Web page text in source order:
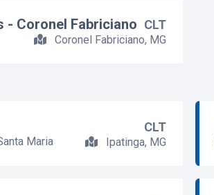
- Coronel Fabriciano CLT
Coronel Fabriciano, MG
CLT
Maria Ipatinga, MG